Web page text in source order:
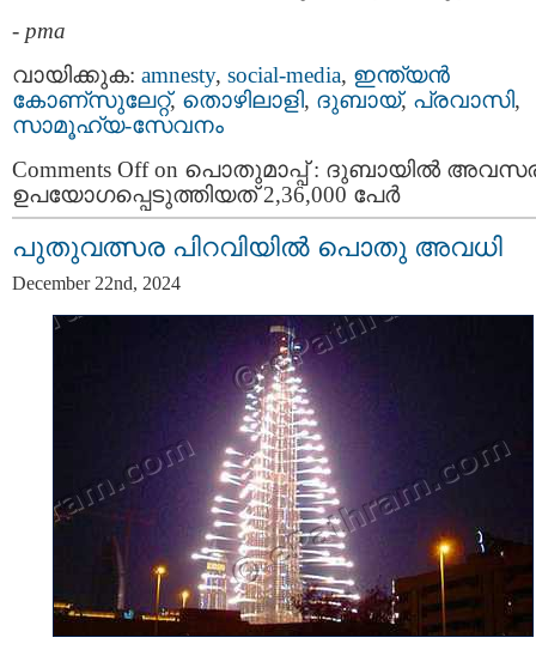
- pma
വായിക്കുക: amnesty, social-media, ഇന്ത്യന്‍
കോണ്സുലേറ്റ്, തൊഴിലാളി, ദുബായ്‌, പ്രവാസി,
സാമൂഹ്യ-സേവനം
Comments Offon പൊതുമാപ്പ് : ദുബായിൽ
ഉപയോഗപ്പെടുത്തിയത് 2,36,000 പേർ
പുതുവത്സര പിറവിയിൽ പൊതു അവധി
December 22nd, 2024